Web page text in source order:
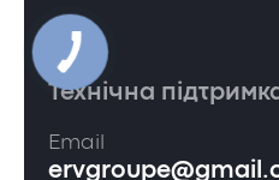
Технічна
Email